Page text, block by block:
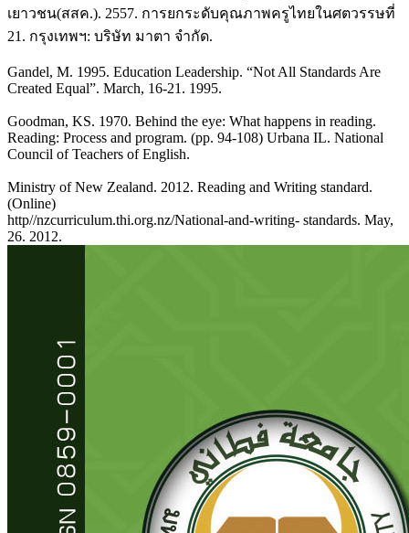
เยาวชน(สสค.). 2557. การยกระดับคุณภาพครูไทยในศตวรรษที่
21. กรุงเทพฯ: บริษัท มาตา จำกัด.
Gandel, M. 1995. Education Leadership. “Not All Standards Are
Created Equal”. March, 16-21. 1995.
Goodman, KS. 1970. Behind the eye: What happens in reading.
Reading: Process and program. (pp. 94-108) Urbana IL. National
Council of Teachers of English.
Ministry of New Zealand. 2012. Reading and Writing standard.
(Online)
http//nzcurriculum.thi.org.nz/National-and-writing- standards. May,
26. 2012.